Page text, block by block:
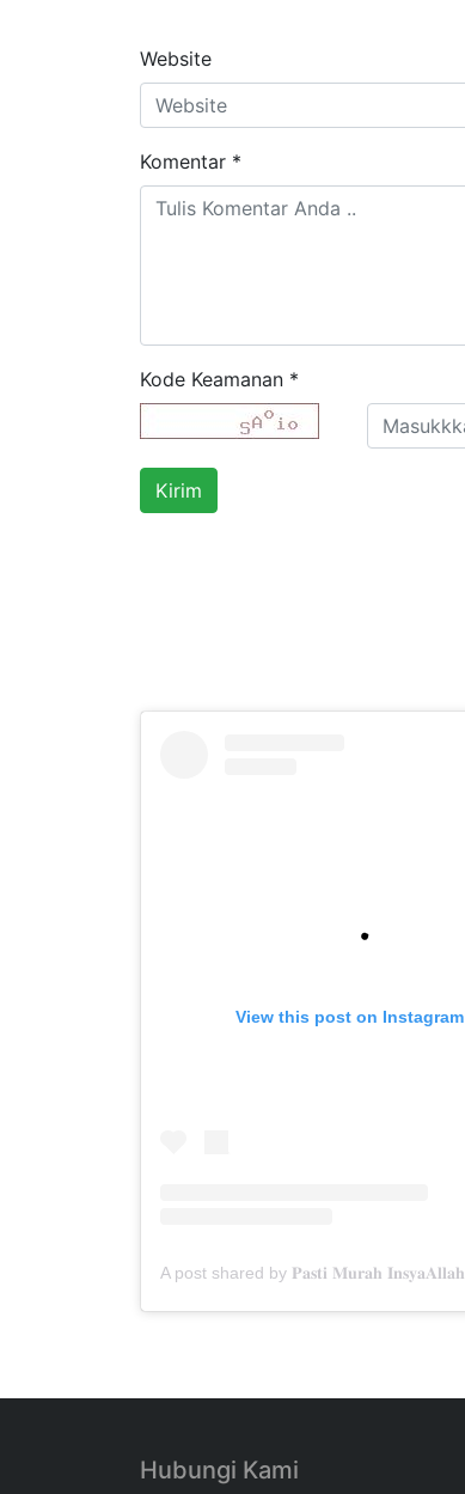
Website
Komentar *
Kode Keamanan *
View this post on Instagram
Hubungi Kami